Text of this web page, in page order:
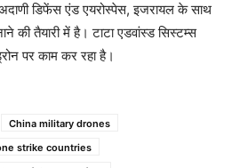
डिफेंस एंड एयरोस्पेस, इजरायल के साथ
की तैयारी में है। टाटा एडवांस्ड सिस्टम्स
पर काम कर रहा है।
China military drones
strike countries